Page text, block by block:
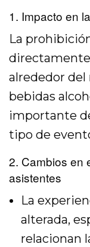
1. Impacto en
La
alrededor del
bebidas
importante
tipo de
2. Cambios en
asistentes
La
alterada,
relacionan